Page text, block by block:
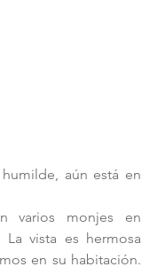
aún está en
varios monjes en
La vista es hermosa
en su habitación.